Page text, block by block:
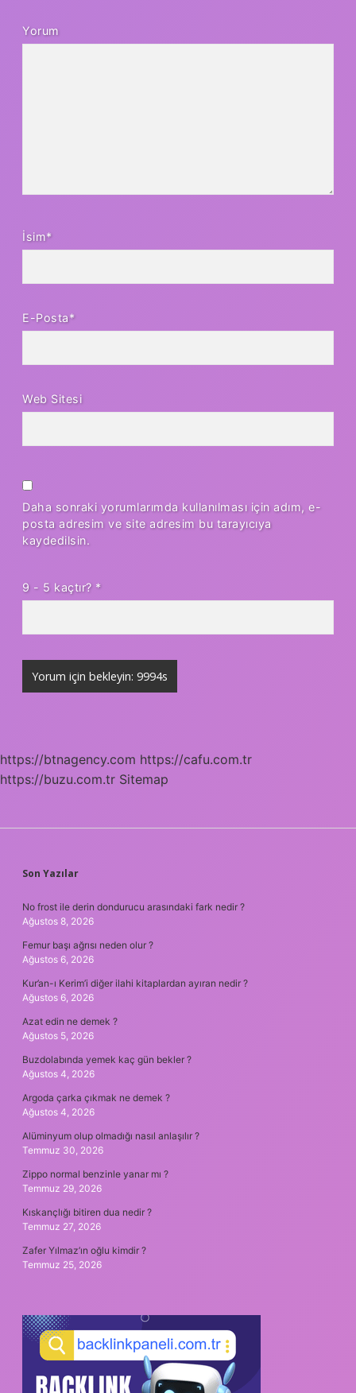
Yorum
İsim*
E-Posta*
Web Sitesi
Daha sonraki yorumlarımda kullanılması için adım, e-
posta adresim ve site adresim bu tarayıcıya
kaydedilsin.
9 - 5 kaçtır? *
https://btnagency.com https://cafu.com.tr
https://buzu.com.tr Sitemap
SIDEBAR
Son Yazılar
No frost ile derin dondurucu arasındaki fark nedir ?
Ağustos 8, 2026
Femur başı ağrısı neden olur ?
Ağustos 6, 2026
Kur’an-ı Kerim’i diğer ilahi kitaplardan ayıran nedir ?
Ağustos 6, 2026
Azat edin ne demek ?
Ağustos 5, 2026
Buzdolabında yemek kaç gün bekler ?
Ağustos 4, 2026
Argoda çarka çıkmak ne demek ?
Ağustos 4, 2026
Alüminyum olup olmadığı nasıl anlaşılır ?
Temmuz 30, 2026
Zippo normal benzinle yanar mı ?
Temmuz 29, 2026
Kıskançlığı bitiren dua nedir ?
Temmuz 27, 2026
Zafer Yılmaz’ın oğlu kimdir ?
Temmuz 25, 2026